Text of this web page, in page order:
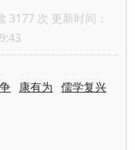
3177 次 更新时间：
康有为 儒学复兴